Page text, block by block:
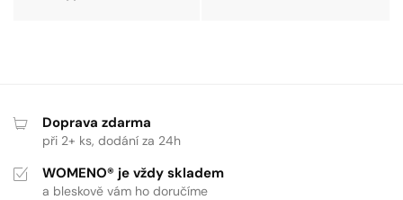
Doprava zdarma
při 2+ ks, dodání za 24h
WOMENO® je vždy skladem
a bleskově vám ho doručíme